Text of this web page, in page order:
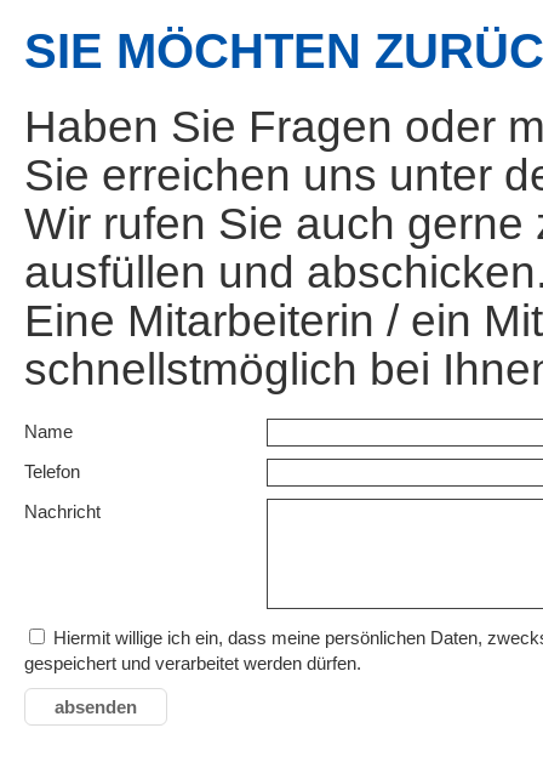
SIE MÖCHTEN
Haben Sie Fragen oder
Sie erreichen uns unter
Wir rufen Sie auch
ausfüllen und
Eine Mitarbeiterin / ein
schnellstmöglich bei
Name
Telefon
Nachricht
Hiermit willige ich ein, dass meine persönlichen Daten,
gespeichert und verarbeitet werden dürfen.